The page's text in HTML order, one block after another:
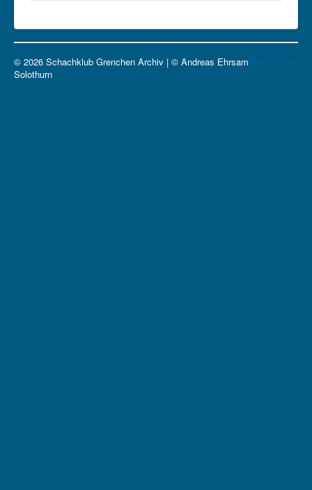
© 2026 Schachklub Grenchen Archiv | © Andreas Ehrsam
Solothurn